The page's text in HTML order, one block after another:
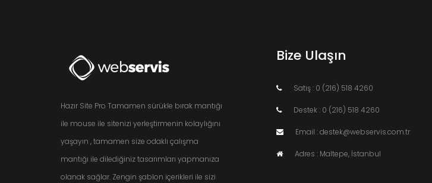
Hazır Site Pro Tamamen sürükle bırak mantığı
ile mouse ile sitenizi yerleştirmenin kolaylığını
yaşayın , tamamen size odaklı çalışma
mantığı ile dilediğiniz tasarımları yapmanıza
olanak sağlar. Zengin şablon içerikleri ile sizi
Bize Ulaşın
Satış : 0 (216) 518 4260
Destek : 0 (216) 518 4260
Email : destek@webservis.com.tr
Adres : Maltepe, İstanbul